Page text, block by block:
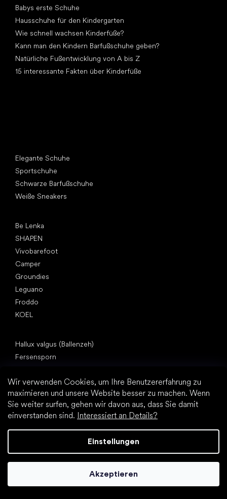
Wir verwenden Cookies, um Ihre Benutzererfahrung zu
maximieren und unsere Website besser zu machen. Wenn
Sie weiter surfen, gehen wir davon aus, dass Sie damit
einverstanden sind. Interessiert an Details?
Einstellungen
Akzeptieren
Babys erste Schuhe
Hausschuhe für den Kindergarten
Wie schnell wachsen Kinderfüße?
Kann man den Kindern Barfußschuhe geben?
Natürliche Fußentwicklung von A bis Z
15 interessante Fakten über Kinderfüße
Elegante Schuhe
Sportschuhe
Schwarze Barfußschuhe
Weiße Sneakers
Be Lenka
SHAPEN
Vivobarefoot
Camper
Groundies
Leguano
Froddo
KOEL
Hallux valgus (Ballenzeh)
Fersensporn
Flache Laufsohle vs. Absatzschuhe
Fußbewegung: barfuß vs. (Barfuß)Schuhe
Wasserfeste Barfußschuhe
Praktische Tipps zur richtigen Fußhygiene
Barfußschuhe: Alles über den Trend